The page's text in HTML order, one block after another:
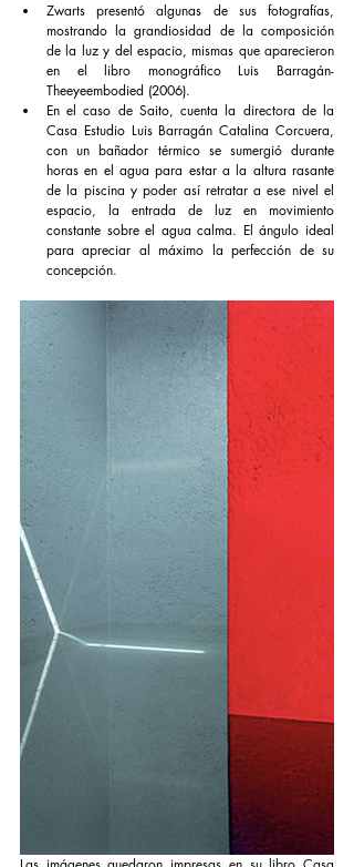
Zwarts presentó algunas de sus fotografías,
mostrando la grandiosidad de la composición
de la luz y del espacio, mismas que aparecieron
en el libro monográfico Luis Barragán-
Theeyeembodied (2006).
En el caso de Saito, cuenta la directora de la
Casa Estudio Luis Barragán Catalina Corcuera,
con un bañador térmico se sumergió durante
horas en el agua para estar a la altura rasante
de la piscina y poder así retratar a ese nivel el
espacio, la entrada de luz en movimiento
constante sobre el agua calma. El ángulo ideal
para apreciar al máximo la perfección de su
concepción.